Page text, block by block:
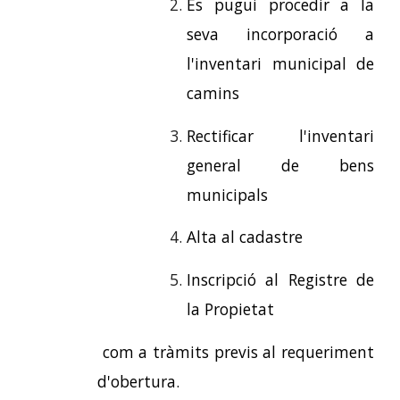
Es pugui procedir a la
seva incorporació a
l'inventari municipal de
camins
Rectificar l'inventari
general de bens
municipals
Alta al cadastre
Inscripció al Registre de
la Propietat
com a tràmits previs al requeriment
d'obertura.